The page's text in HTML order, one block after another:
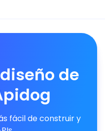
de
fácil de construir y